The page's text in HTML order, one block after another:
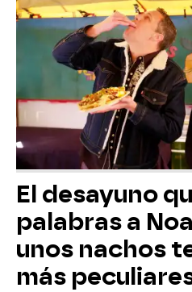
El desayuno
palabras a
unos nachos
más